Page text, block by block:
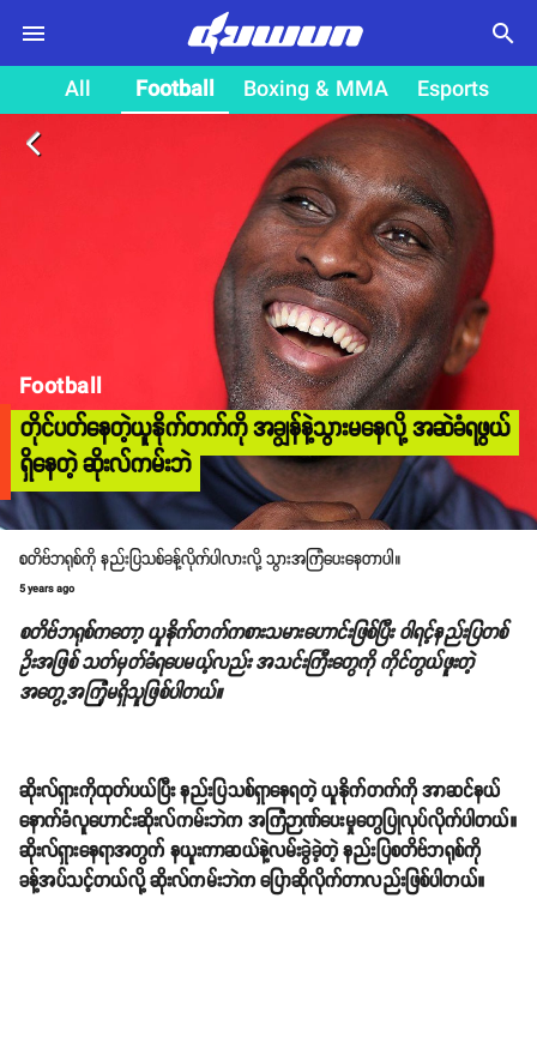
search
All Football Boxing & MMA Esports
arrow_back_ios
Football
တိုင်ပတ်နေတဲ့ယူနိုက်တက်ကို အချွန်နဲ့သွားမနေလို့ အဆဲခံရဖွယ်
ရှိနေတဲ့ ဆိုးလ်ကမ်းဘဲ
စတိဗ်ဘရုစ်ကို နည်းပြသစ်ခန့်လိုက်ပါလားလို့ သွားအကြံပေးနေတာပါ။
5 years ago
စတိဗ်ဘရုစ်ကတော့ ယူနိုက်တက်ကစားသမားဟောင်းဖြစ်ပြီး ဝါရင့်နည်းပြတစ်
ဥိးအဖြစ် သတ်မှတ်ခံရပေမယ့်လည်း အသင်းကြီးတွေကို ကိုင်တွယ်ဖူးတဲ့
အတွေ့အကြုံမရှိသူဖြစ်ပါတယ်။
ဆိုးလ်ရှားကိုထုတ်ပယ်ပြီး နည်းပြသစ်ရှာနေရတဲ့ ယူနိုက်တက်ကို အာဆင်နယ်
နောက်ခံလူဟောင်းဆိုးလ်ကမ်းဘဲက အကြံဉာဏ်ပေးမှုတွေပြုလုပ်လိုက်ပါတယ်။
ဆိုးလ်ရှားနေရာအတွက် နယူးကာဆယ်နဲ့လမ်းခွဲခဲ့တဲ့ နည်းပြစတိဗ်ဘရုစ်ကို
ခန့်အပ်သင့်တယ်လို့ ဆိုးလ်ကမ်းဘဲက ပြောဆိုလိုက်တာလည်းဖြစ်ပါတယ်။